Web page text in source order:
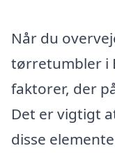
Når du
tørretumbler i
faktorer, der
Det er vigtigt
disse